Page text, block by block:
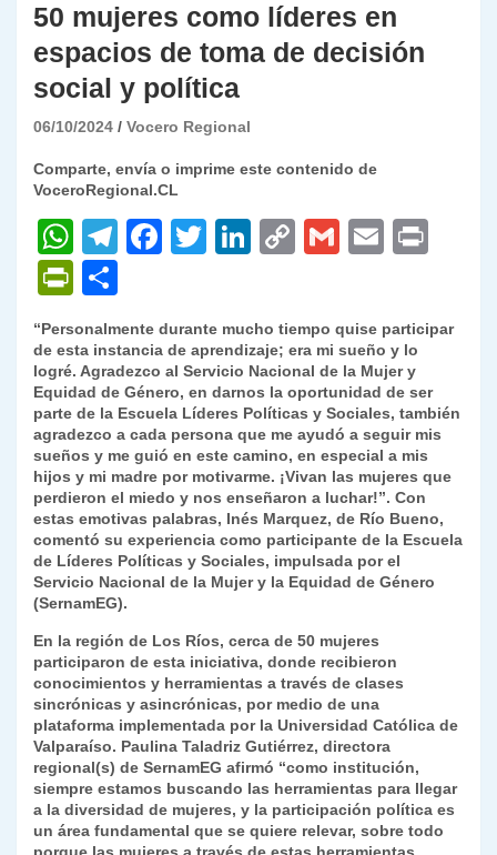
50 mujeres como líderes en
espacios de toma de decisión
social y política
06/10/2024 Vocero Regional
Comparte, envía o imprime este contenido de
VoceroRegional.CL
W
h
at
s
A
p
p
T
gr
a
m
F
e
b
o
o
k
T
er
Li
e
dI
n
C
y
Li
n
k
G
l
E
l
P
nt
Fr
ie
n
dl
y
m
p
ar
tir
“Personalmente durante mucho tiempo quise participar
de esta instancia de aprendizaje; era mi sueño y lo
logré. Agradezco al Servicio Nacional de la Mujer y
Equidad de Género, en darnos la oportunidad de ser
parte de la Escuela Líderes Políticas y Sociales, también
agradezco a cada persona que me ayudó a seguir mis
sueños y me guió en este camino, en especial a mis
hijos y mi madre por motivarme. ¡Vivan las mujeres que
perdieron el miedo y nos enseñaron a luchar!”. Con
estas emotivas palabras, Inés Marquez, de Río Bueno,
comentó su experiencia como participante de la Escuela
de Líderes Políticas y Sociales, impulsada por el
Servicio Nacional de la Mujer y la Equidad de Género
(SernamEG).
En la región de Los Ríos, cerca de 50 mujeres
participaron de esta iniciativa, donde recibieron
conocimientos y herramientas a través de clases
sincrónicas y asincrónicas, por medio de una
plataforma implementada por la Universidad Católica de
Valparaíso. Paulina Taladriz Gutiérrez, directora
regional(s) de SernamEG afirmó “como institución,
siempre estamos buscando las herramientas para llegar
a la diversidad de mujeres, y la participación política es
un área fundamental que se quiere relevar, sobre todo